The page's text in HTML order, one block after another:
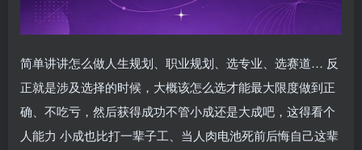
简单讲讲怎么做人生规划、职业规划、选专业、选赛道… 反
正就是涉及选择的时候，大概该怎么选才能最大限度做到正
确、不吃亏，然后获得成功不管小成还是大成吧，这得看个
人能力 小成也比打一辈子工、当人肉电池死前后悔自己这辈